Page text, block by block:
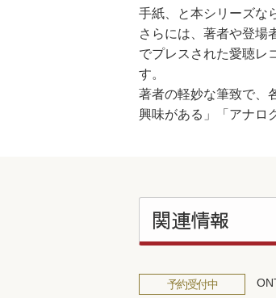
手紙、と本シリーズな
さらには、著者や登場
でプレスされた愛聴レ
す。
著者の軽妙な筆致で、
興味がある」「アナロ
関連情報
予約受付中